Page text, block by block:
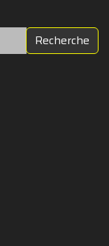
Recherche